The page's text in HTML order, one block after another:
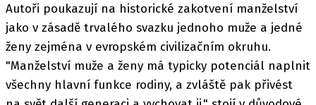
Autoři poukazují na historické zakotvení manželství
jako v zásadě trvalého svazku jednoho muže a jedné
ženy zejména v evropském civilizačním okruhu.
"Manželství muže a ženy má typicky potenciál naplnit
všechny hlavní funkce rodiny, a zvláště pak přivést